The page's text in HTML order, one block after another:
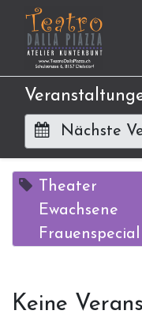
Nächste
Theater
Ewachsene
Frauenspecial
Keine